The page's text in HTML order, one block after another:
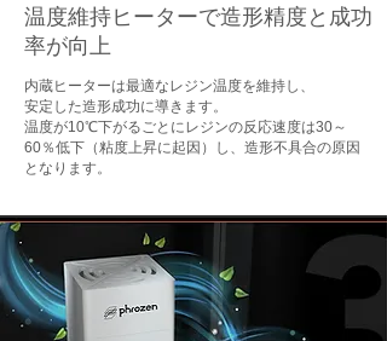
温度維持ヒーターで造形精度と成功
率が向上
内蔵ヒーターは最適なレジン温度を維持し、
安定した造形成功に導きます。
温度が10℃下がるごとにレジンの反応速度は30～
60％低下（粘度上昇に起因）し、造形不具合の原因
となります。